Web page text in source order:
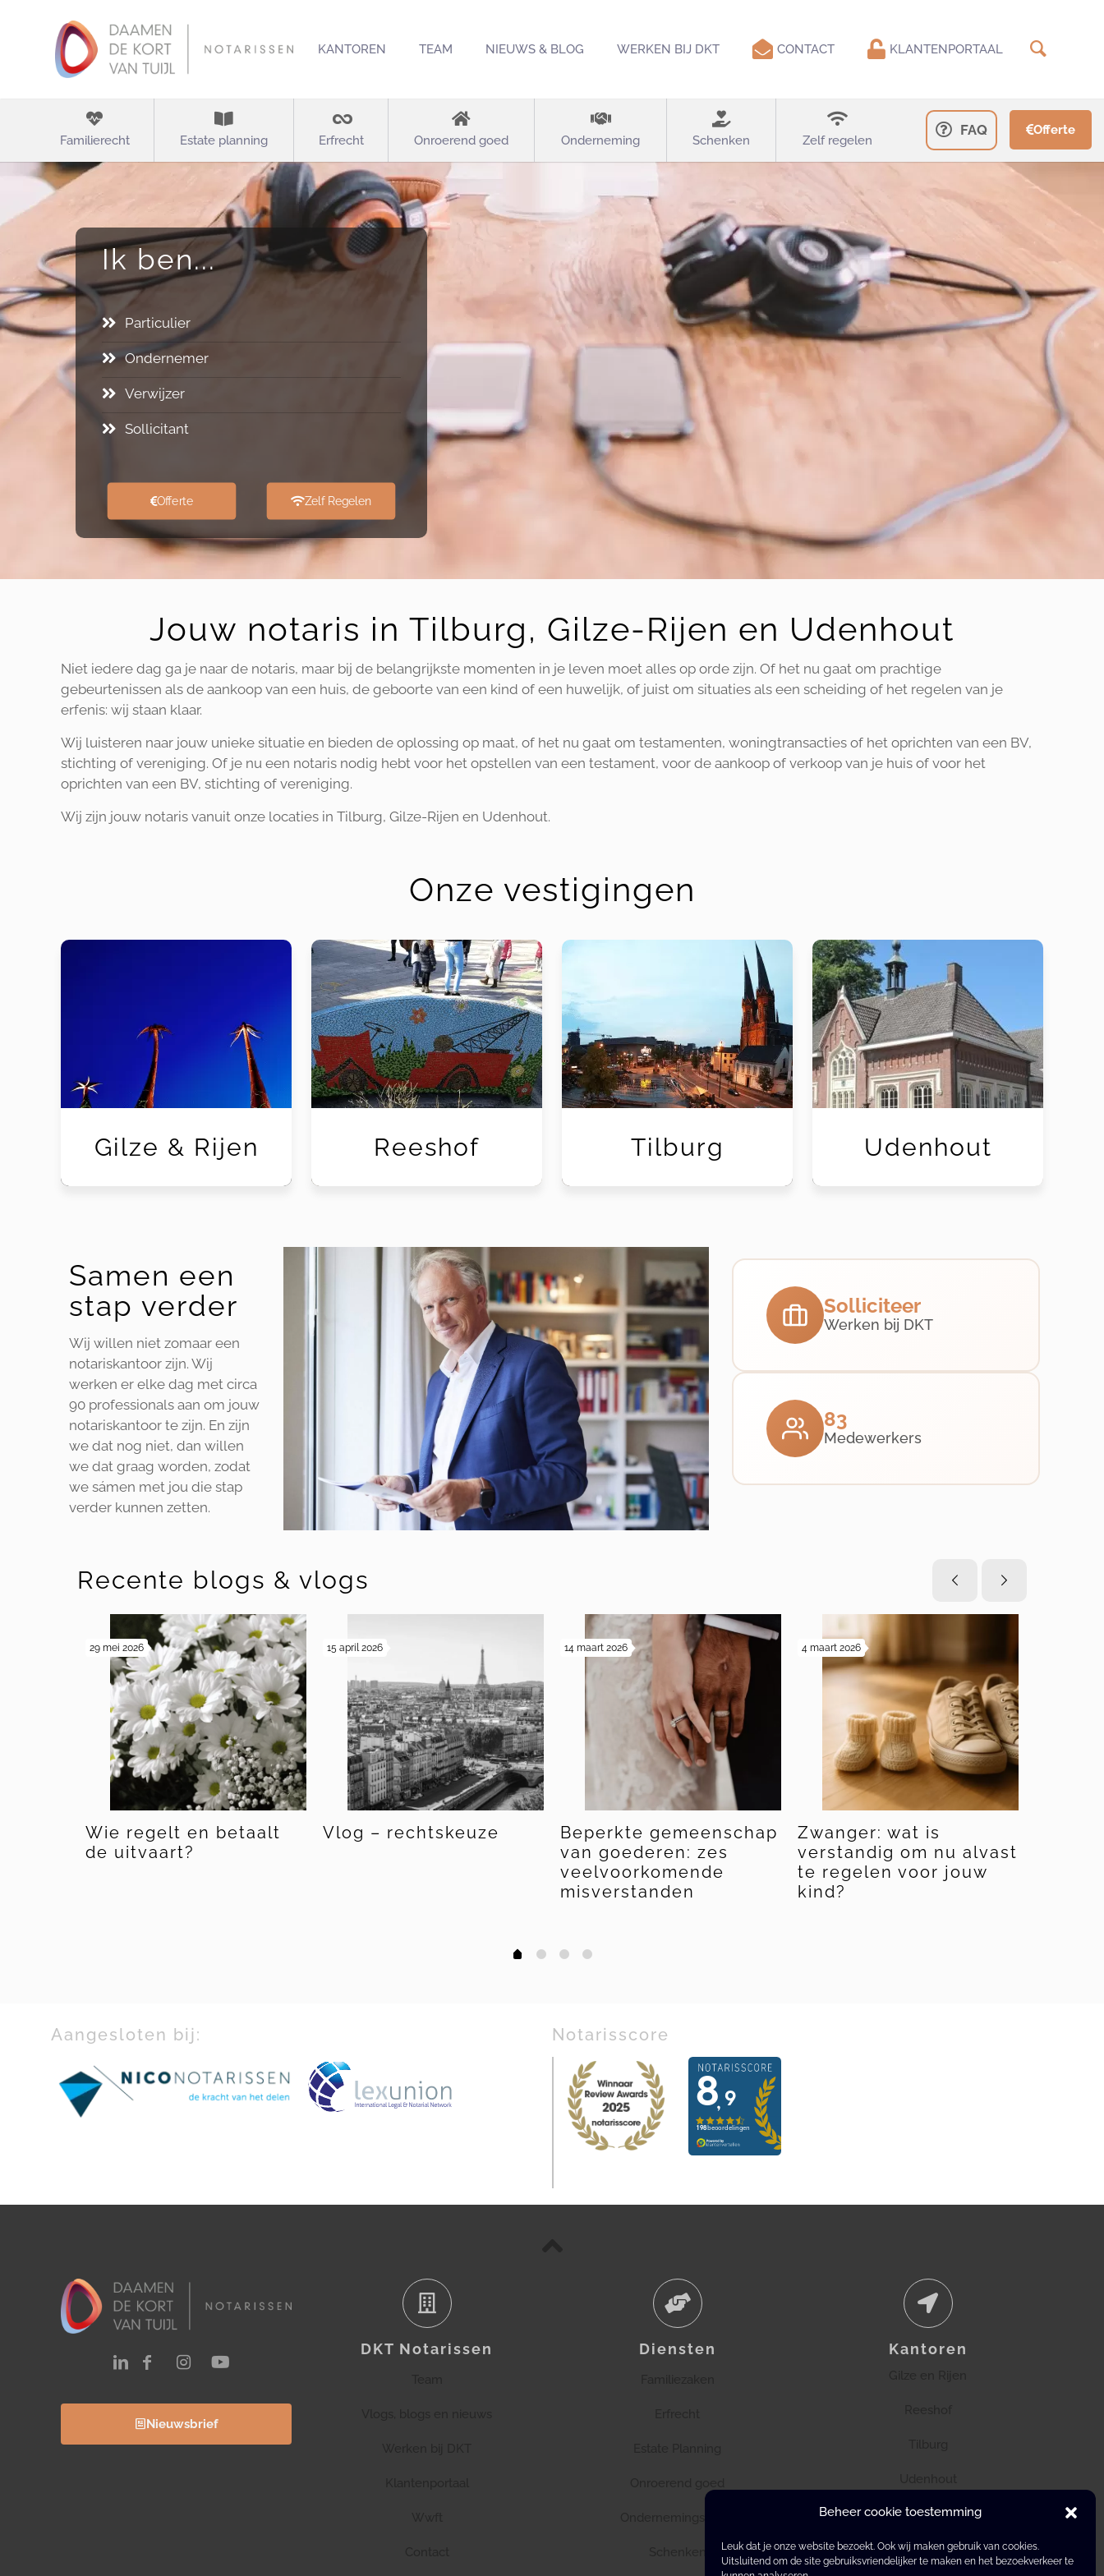
Beheer cookie toestemming
Leuk dat je onze website bezoekt. Ook wij maken gebruik van cookies.
Uitsluitend om de site gebruiksvriendelijker te maken en het bezoekverkeer te
KANTOREN TEAM NIEUWS & BLOG WERKEN BIJ DKT CONTACT KLANTENPORTAAL
Familierecht Estate planning Erfrecht Onroerend goed Onderneming Schenken Zelf regelen
FAQ Offerte
Ik ben...
Particulier
Ondernemer
Verwijzer
Sollicitant
Offerte Zelf Regelen
Jouw notaris in Tilburg, Gilze-Rijen en Udenhout
Niet iedere dag ga je naar de notaris, maar bij de belangrijkste momenten in je leven moet alles op orde zijn. Of het nu gaat om prachtige
gebeurtenissen als de aankoop van een huis, de geboorte van een kind of een huwelijk, of juist om situaties als een scheiding of het regelen van je
erfenis: wij staan klaar.
Wij luisteren naar jouw unieke situatie en bieden de oplossing op maat, of het nu gaat om testamenten, woningtransacties of het oprichten van een BV,
stichting of vereniging. Of je nu een notaris nodig hebt voor het opstellen van een testament, voor de aankoop of verkoop van je huis of voor het
oprichten van een BV, stichting of vereniging.
Wij zijn jouw notaris vanuit onze locaties in Tilburg, Gilze-Rijen en Udenhout.
Onze vestigingen
Gilze & Rijen Reeshof Tilburg Udenhout
Samen een
stap verder
Wij willen niet zomaar een
notariskantoor zijn. Wij
werken er elke dag met circa
90 professionals aan om jouw
notariskantoor te zijn. En zijn
we dat nog niet, dan willen
we dat graag worden, zodat
we sámen met jou die stap
verder kunnen zetten.
Solliciteer
Werken bij DKT
83
Medewerkers
Recente blogs & vlogs
29 mei 2026
Wie regelt en betaalt
de uitvaart?
15 april 2026
Vlog – rechtskeuze
14 maart 2026
Beperkte gemeenschap
van goederen: zes
veelvoorkomende
misverstanden
4 maart 2026
Zwanger: wat is
verstandig om nu alvast
te regelen voor jouw
kind?
0 1 2 3
Aangesloten bij: Notarisscore
Nieuwsbrief
DKT Notarissen Diensten Kantoren